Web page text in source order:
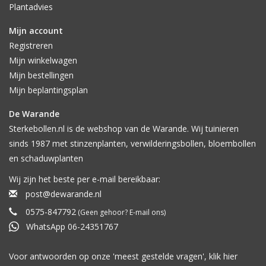
Druk: 1
Formaat: 16 x 24 cm
Uitvoering: paperback | full colour
Verschijningsjaar: 2020
Plantadvies
Mijn account
Registreren
Mijn winkelwagen
Mijn bestellingen
Mijn beplantingsplan
De Warande
Sterkebollen.nl is de webshop van de Warande. Wij tuinieren
sinds 1987 met stinzenplanten, verwilderingsbollen, bloembollen
en schaduwplanten
Wij zijn het beste per e-mail bereikbaar:
post@dewarande.nl
0575-847792 (Geen gehoor? E-mail ons)
WhatsApp 06-24351767
Voor antwoorden op onze 'meest gestelde vragen', klik hier